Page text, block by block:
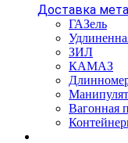
Доставка
ГАЗель
ЗИЛ
КАМАЗ
Вагонная